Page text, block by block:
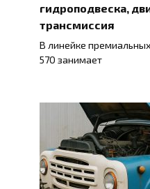
гидроподвеска,
трансмиссия
В линейке
570 занимает